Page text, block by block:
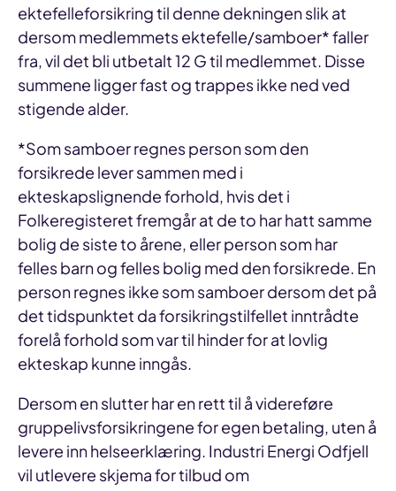
ektefelleforsikring til denne dekningen slik at
dersom medlemmets ektefelle/samboer* faller
fra, vil det bli utbetalt 12 G til medlemmet. Disse
summene ligger fast og trappes ikke ned ved
stigende alder.
*Som samboer regnes person som den
forsikrede lever sammen med i
ekteskapslignende forhold, hvis det i
Folkeregisteret fremgår at de to har hatt samme
bolig de siste to årene, eller person som har
felles barn og felles bolig med den forsikrede. En
person regnes ikke som samboer dersom det på
det tidspunktet da forsikringstilfellet inntrådte
forelå forhold som var til hinder for at lovlig
ekteskap kunne inngås.
Dersom en slutter har en rett til å videreføre
gruppelivsforsikringene for egen betaling, uten å
levere inn helseerklæring. Industri Energi Odfjell
vil utlevere skjema for tilbud om